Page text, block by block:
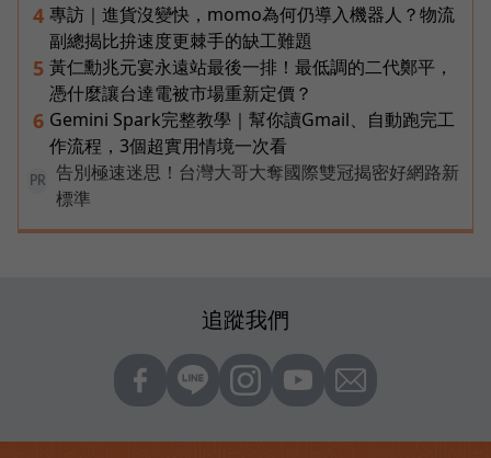
4 專訪｜進貨沒變快，momo為何仍導入機器人？物流
副總揭比拚速度更棘手的缺工難題
5 黃仁勳兆元宴永遠站最後一排！最低調的二代鄭平，
憑什麼讓台達電被市場重新定價？
6 Gemini Spark完整教學｜幫你讀Gmail、自動跑完工
作流程，3個超實用情境一次看
PR
告別極速迷思！台灣大哥大奪國際雙冠揭密好網路新
標準
追蹤我們